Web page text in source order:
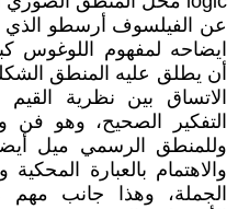
عن الفيلسوف أرسطو
ايضاحه لمفهوم اللوغوس
أن يطلق عليه المنطق
الاتساق بين نظرية القيم
التفكير الصحيح، وهو فن
وللمنطق الرسمي ميل
والاهتمام بالعبارة
الجملة، وهذا جانب